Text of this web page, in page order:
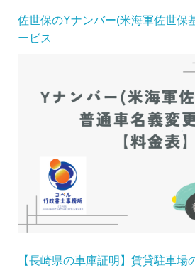
佐世保のYナンバー(米海軍佐世保
ービス
【長崎県の車庫証明】賃貸駐車場